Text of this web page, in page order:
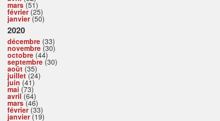
mars(51)
février(25)
janvier(50)
2020
décembre (33)
novembre (30)
octobre (44)
septembre (30)
août (35)
juillet(24)
juin (41)
mai (73)
avril(64)
mars(46)
février(33)
janvier(19)